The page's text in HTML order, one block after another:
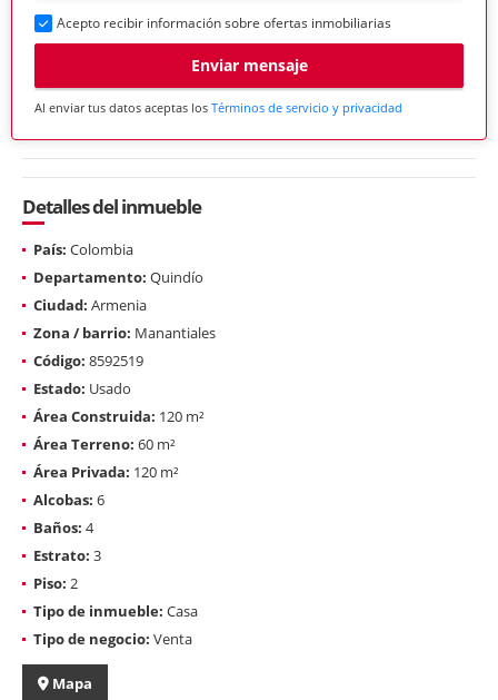
Acepto recibir información sobre ofertas inmobiliarias
Enviar mensaje
Al enviar tus datos aceptas los Términos de servicio y privacidad
Detalles del inmueble
País: Colombia
Departamento: Quindío
Ciudad: Armenia
Zona / barrio: Manantiales
Código: 8592519
Estado: Usado
Área Construida: 120 m²
Área Terreno: 60 m²
Área Privada: 120 m²
Alcobas: 6
Baños: 4
Estrato: 3
Piso: 2
Tipo de inmueble: Casa
Tipo de negocio: Venta
Mapa